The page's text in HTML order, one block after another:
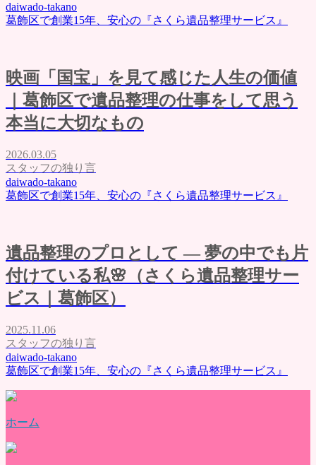
daiwado-takano
葛飾区で創業15年、安心の『さくら遺品整理サービス』
映画「国宝」を見て感じた人生の価値
｜葛飾区で遺品整理の仕事をして思う
本当に大切なもの
2026.03.05
スタッフの独り言
daiwado-takano
葛飾区で創業15年、安心の『さくら遺品整理サービス』
遺品整理のプロとして ― 夢の中でも片
付けている私🌸（さくら遺品整理サー
ビス｜葛飾区）
2025.11.06
スタッフの独り言
daiwado-takano
葛飾区で創業15年、安心の『さくら遺品整理サービス』
ホーム